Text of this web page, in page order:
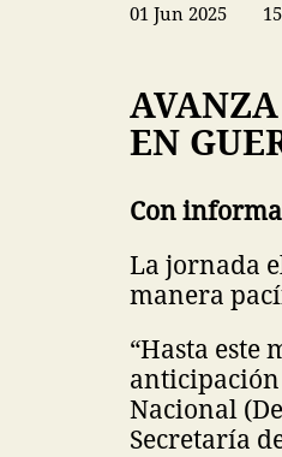
01 Jun 2025
EN
Con
La jornada
manera
“Hasta este
Nacional
Secretaría